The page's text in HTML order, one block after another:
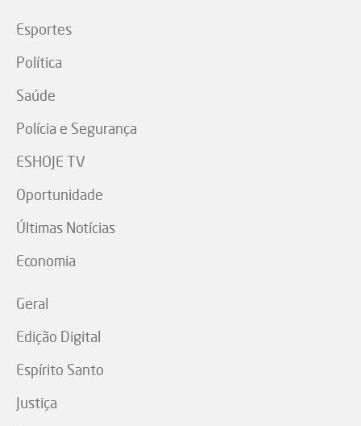
Esportes
Política
Saúde
Polícia e Segurança
ESHOJE TV
Oportunidade
Últimas Notícias
Economia
Geral
Edição Digital
Espírito Santo
Justiça